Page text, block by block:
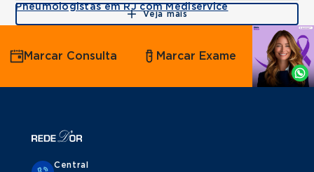
Pneumologistas em RJ com Mediservice
Veja mais
Agende
por
Whatsapp
Marcar Consulta Marcar Exame
Central